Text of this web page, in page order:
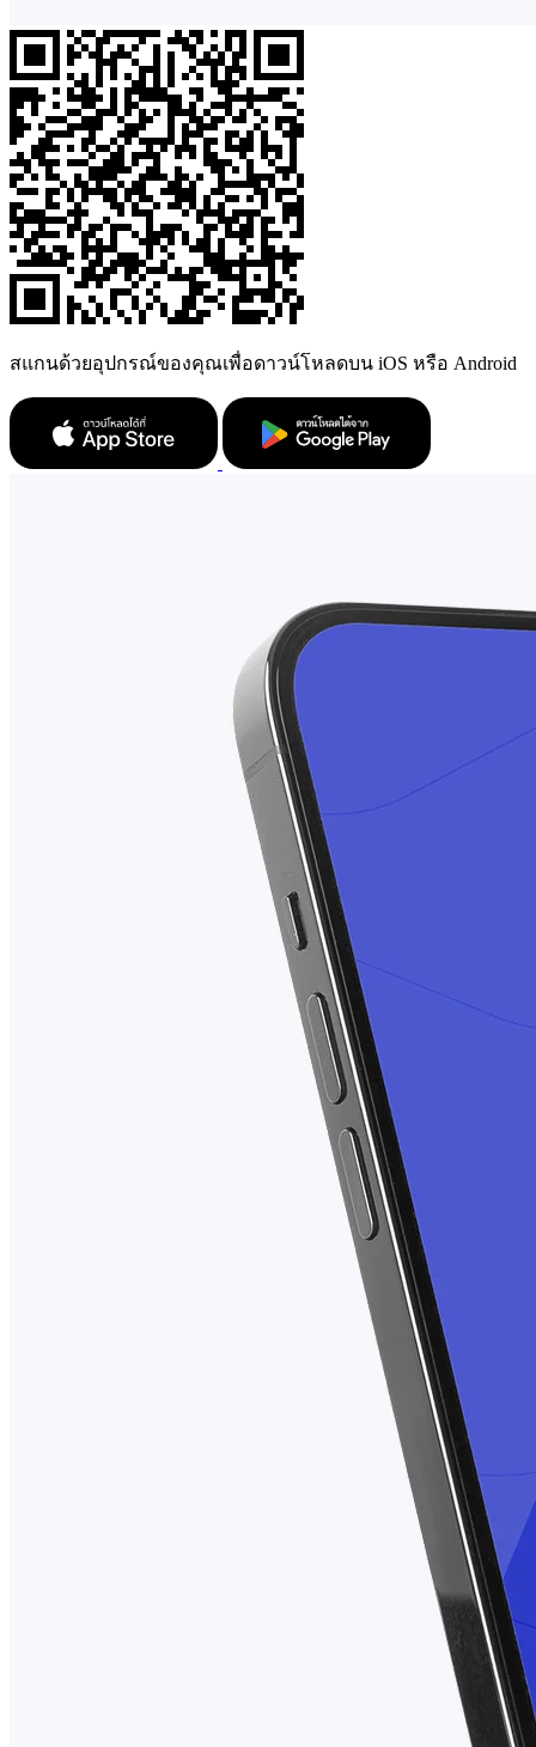
สแกนด้วยอุปกรณ์ของคุณเพื่อดาวน์โหลดบน iOS หรือ Android